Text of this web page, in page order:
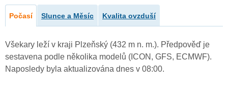
Počasí Slunce a Měsíc Kvalita ovzduší
Všekary leží v kraji Plzeňský (432 m n. m.). Předpověď je
sestavena podle několika modelů (ICON, GFS, ECMWF).
Naposledy byla aktualizována dnes v 08:00.